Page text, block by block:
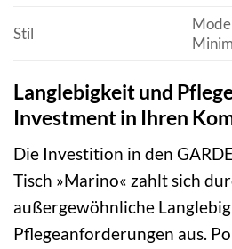
Stil
Langlebigkeit und
Investment in Ihren
Die Investition in den
Tisch »Marino« zahlt sich
außergewöhnliche
Pflegeanforderungen aus.